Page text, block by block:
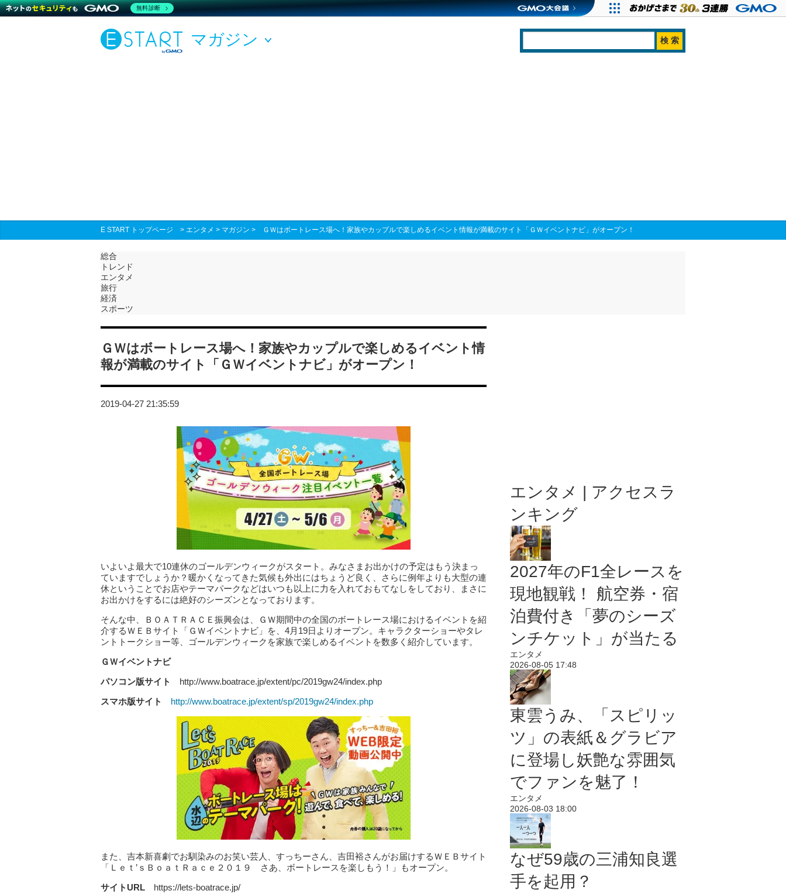
マガジン
E START トップページ > エンタメ > マガジン > ＧＷはボートレース場へ！家族やカップルで楽しめるイベント情報が満載のサイト「ＧＷイベントナビ」がオープン！
総合
トレンド
エンタメ
旅行
経済
スポーツ
ＧＷはボートレース場へ！家族やカップルで楽しめるイベント情
報が満載のサイト「ＧＷイベントナビ」がオープン！
2019-04-27 21:35:59
いよいよ最大で10連休のゴールデンウィークがスタート。みなさまお出かけの予定はもう決まっ
ていますでしょうか？暖かくなってきた気候も外出にはちょうど良く、さらに例年よりも大型の連
休ということでお店やテーマパークなどはいつも以上に力を入れておもてなしをしており、まさに
お出かけをするには絶好のシーズンとなっております。
そんな中、ＢＯＡＴＲＡＣＥ振興会は、ＧＷ期間中の全国のボートレース場におけるイベントを紹
介するＷＥＢサイト「ＧＷイベントナビ」を、4月19日よりオープン。キャラクターショーやタレ
ントトークショー等、ゴールデンウィークを家族で楽しめるイベントを数多く紹介しています。
ＧＷイベントナビ
パソコン版サイト
http://www.boatrace.jp/extent/pc/2019gw24/index.php
スマホ版サイト
http://www.boatrace.jp/extent/sp/2019gw24/index.php
また、吉本新喜劇でお馴染みのお笑い芸人、すっちーさん、吉田裕さんがお届けするＷＥＢサイト
「Ｌｅｔ’ｓＢｏａｔＲａｃｅ２０１９ さあ、ボートレースを楽しもう！」もオープン。
サイトURL https://lets-boatrace.jp/
エンタメ | アクセスラ
ンキング
2027年のF1全レースを
現地観戦！ 航空券・宿
泊費付き「夢のシーズ
ンチケット」が当たる
エンタメ
2026-08-05 17:48
東雲うみ、「スピリッ
ツ」の表紙＆グラビア
に登場し妖艶な雰囲気
でファンを魅了！
エンタメ
2026-08-03 18:00
なぜ59歳の三浦知良選
手を起用？
無料診断